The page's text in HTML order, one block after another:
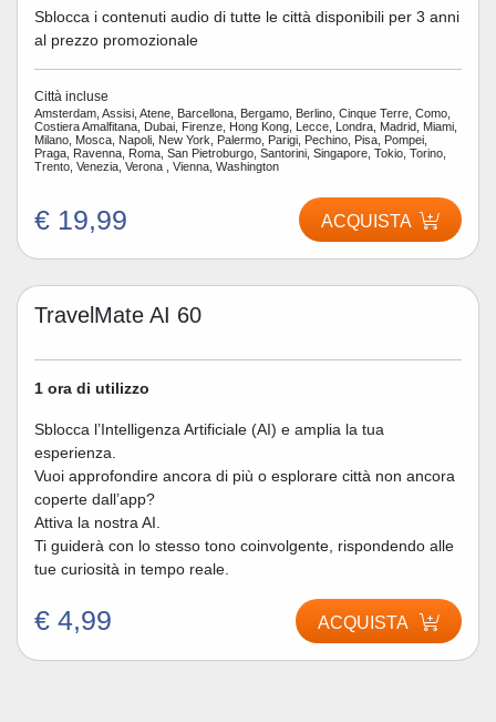
Sblocca i contenuti audio di tutte le città disponibili per 3 anni
al prezzo promozionale
Città incluse
Amsterdam, Assisi, Atene, Barcellona, Bergamo, Berlino, Cinque Terre, Como,
Costiera Amalfitana, Dubai, Firenze, Hong Kong, Lecce, Londra, Madrid, Miami,
Milano, Mosca, Napoli, New York, Palermo, Parigi, Pechino, Pisa, Pompei,
Praga, Ravenna, Roma, San Pietroburgo, Santorini, Singapore, Tokio, Torino,
Trento, Venezia, Verona , Vienna, Washington
€ 19,99 ACQUISTA
TravelMate AI 60
1 ora di utilizzo
Sblocca l’Intelligenza Artificiale (AI) e amplia la tua
esperienza.
Vuoi approfondire ancora di più o esplorare città non ancora
coperte dall’app?
Attiva la nostra AI.
Ti guiderà con lo stesso tono coinvolgente, rispondendo alle
tue curiosità in tempo reale.
€ 4,99 ACQUISTA